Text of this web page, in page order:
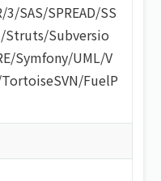
3/SAS/SPREAD/SS
/Struts/Subversio
/Symfony/UML/V
TortoiseSVN/FuelP